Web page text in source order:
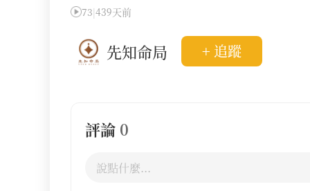
73|439天前
先知命局 + 追蹤
評論 0